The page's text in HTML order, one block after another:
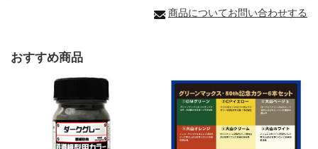
商品についてお問い合わせする
おすすめ商品